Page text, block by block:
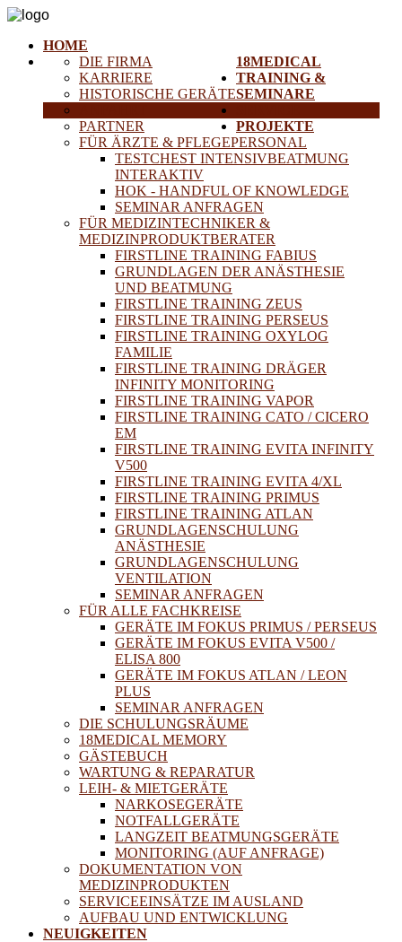
HOME
18MEDICAL
DIE FIRMA
KARRIERE
HISTORISCHE GERÄTE
PARTNER
TRAINING &
SEMINARE
FÜR ÄRZTE & PFLEGEPERSONAL
TESTCHEST INTENSIVBEATMUNG
INTERAKTIV
HOK - HANDFUL OF KNOWLEDGE
SEMINAR ANFRAGEN
FÜR MEDIZINTECHNIKER &
MEDIZINPRODUKTBERATER
FIRSTLINE TRAINING FABIUS
GRUNDLAGEN DER ANÄSTHESIE
UND BEATMUNG
FIRSTLINE TRAINING ZEUS
FIRSTLINE TRAINING PERSEUS
FIRSTLINE TRAINING OXYLOG
FAMILIE
FIRSTLINE TRAINING DRÄGER
INFINITY MONITORING
FIRSTLINE TRAINING VAPOR
FIRSTLINE TRAINING CATO / CICERO
EM
FIRSTLINE TRAINING EVITA INFINITY
V500
FIRSTLINE TRAINING EVITA 4/XL
FIRSTLINE TRAINING PRIMUS
FIRSTLINE TRAINING ATLAN
GRUNDLAGENSCHULUNG
ANÄSTHESIE
GRUNDLAGENSCHULUNG
VENTILATION
SEMINAR ANFRAGEN
FÜR ALLE FACHKREISE
GERÄTE IM FOKUS PRIMUS / PERSEUS
GERÄTE IM FOKUS EVITA V500 /
ELISA 800
GERÄTE IM FOKUS ATLAN / LEON
PLUS
SEMINAR ANFRAGEN
DIE SCHULUNGSRÄUME
18MEDICAL MEMORY
GÄSTEBUCH
WARTUNG & REPARATUR
LEIH- & MIETGERÄTE
NARKOSEGERÄTE
NOTFALLGERÄTE
LANGZEIT BEATMUNGSGERÄTE
MONITORING (AUF ANFRAGE)
DOKUMENTATION VON
MEDIZINPRODUKTEN
PROJEKTE
SERVICEEINSÄTZE IM AUSLAND
AUFBAU UND ENTWICKLUNG
NEUIGKEITEN